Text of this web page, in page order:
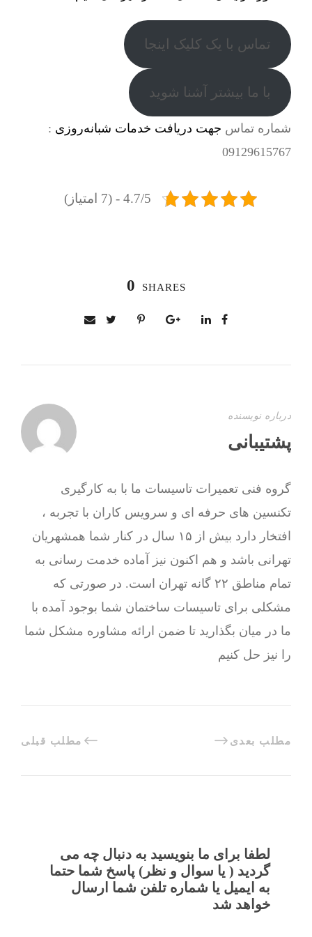
تماس با یک کلیک اینجا
با ما بیشتر آشنا شوید
شماره تماس جهت دریافت خدمات شبانه‌روزی :
09129615767
4.7/5 - (7 امتیاز)
0 SHARES
درباره نویسنده
پشتیبانی
گروه فنی تعمیرات تاسیسات ما با به‌ کارگیری
تکنسین های حرفه ای و سرویس کاران با تجربه ،
افتخار دارد بیش از ۱۵ سال در کنار شما همشهریان
تهرانی باشد و هم اکنون نیز آماده خدمت رسانی به
تمام مناطق ۲۲ گانه تهران است. در صورتی که
مشکلی برای تاسیسات ساختمان شما بوجود آمده با
ما در میان بگذارید تا ضمن ارائه مشاوره مشکل شما
را نیز حل کنیم
مطلب قبلی مطلب بعدی
لطفا برای ما بنویسید به دنبال چه می
گردید ( یا سوال و نظر) پاسخ شما حتما
به ایمیل یا شماره تلفن شما ارسال
خواهد شد